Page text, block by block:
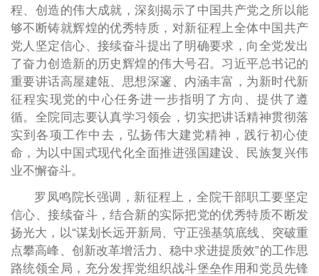
程、创造的伟大成就，深刻揭示了中国共产党之所以能
够不断铸就辉煌的优秀特质，对新征程上全体中国共产
党人坚定信心、接续奋斗提出了明确要求，向全党发出
了奋力创造新的历史辉煌的伟大号召。习近平总书记的
重要讲话高屋建瓴、思想深邃、内涵丰富，为新时代新
征程实现党的中心任务进一步指明了方向、提供了遵
循。全院同志要认真学习领会，切实把讲话精神贯彻落
实到各项工作中去，弘扬伟大建党精神，践行初心使
命，为以中国式现代化全面推进强国建设、民族复兴伟
业不懈奋斗。
罗凤鸣院长强调，新征程上，全院干部职工要坚定
信心、接续奋斗，结合新的实际把党的优秀特质不断发
扬光大，以“谋划长远开新局、守正强基筑底线、突破重
点攀高峰、创新改革增活力、稳中求进提质效”的工作思
路统领全局，充分发挥党组织战斗堡垒作用和党员先锋